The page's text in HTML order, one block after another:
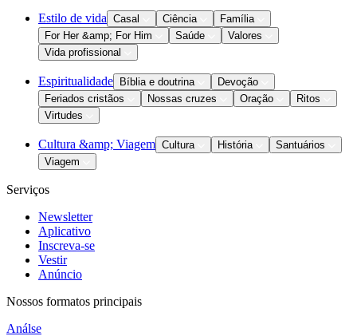
Estilo de vida Casal Ciência
Família
For Her &amp; For Him
Saúde
Valores
Vida profissional
Espiritualidade Bíblia e doutrina
Devoção
Feriados cristãos
Nossas cruzes Oração
Ritos
Virtudes
Cultura &amp; Viagem Cultura História
Santuários
Viagem
Serviços
Newsletter
Aplicativo
Inscreva-se
Vestir
Anúncio
Nossos formatos principais
Análse